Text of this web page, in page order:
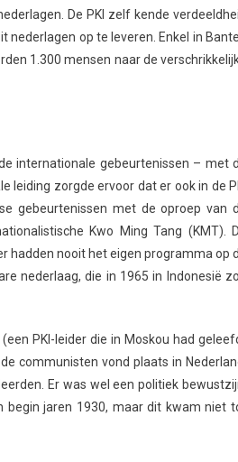
De PKI zelf kende
nederlagen op te leveren. Enkel in
1.300 mensen naar de
internationale gebeurtenissen – met
leiding zorgde ervoor dat er ook in de
gebeurtenissen met de oproep van
Kwo Ming Tang (KMT).
hadden nooit het eigen programma op
nederlaag, die in 1965 in Indonesië
PKI-leider die in Moskou had
communisten vond plaats in
Er was wel een politiek
begin jaren 1930, maar dit kwam niet